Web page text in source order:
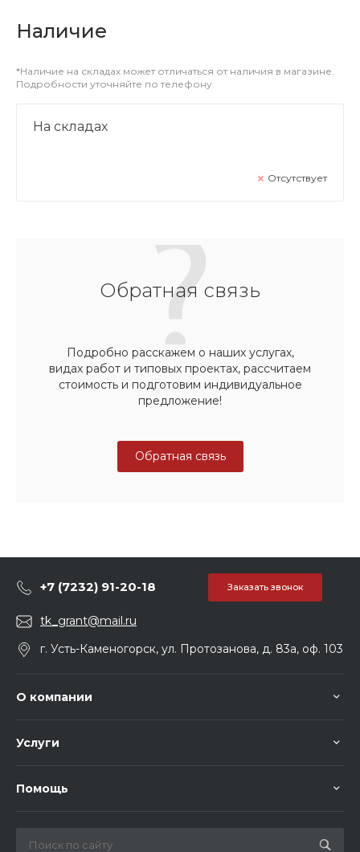
Наличие
*Наличие на складах может отличаться от наличия в магазине.
Подробности уточняйте по телефону.
На складах
Отсутствует
Обратная связь
Подробно расскажем о наших услугах,
видах работ и типовых проектах, рассчитаем
стоимость и подготовим индивидуальное
предложение!
Обратная связь
+7 (7232) 91-20-18 Заказать звонок
tk_grant@mail.ru
г. Усть-Каменогорск, ул. Протозанова, д. 83а, оф. 103
О компании
Услуги
Помощь